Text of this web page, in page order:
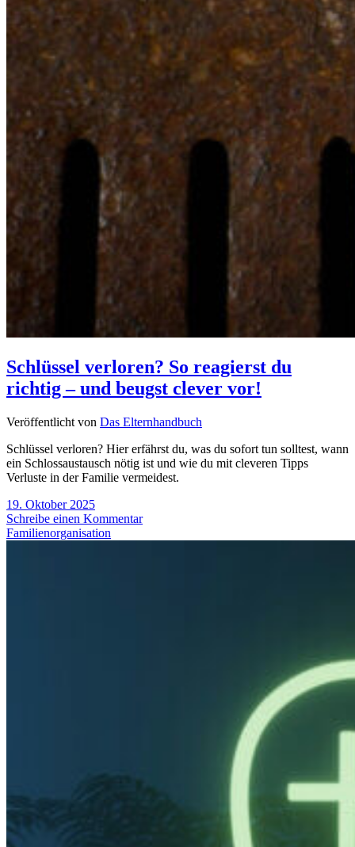
Schlüssel verloren? So reagierst du
richtig – und beugst clever vor!
Veröffentlicht von Das Elternhandbuch
Schlüssel verloren? Hier erfährst du, was du sofort tun solltest, wann
ein Schlossaustausch nötig ist und wie du mit cleveren Tipps
Verluste in der Familie vermeidest.
19. Oktober 2025
Schreibe einen Kommentar
Familienorganisation